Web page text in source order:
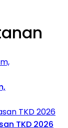
TKD 2026